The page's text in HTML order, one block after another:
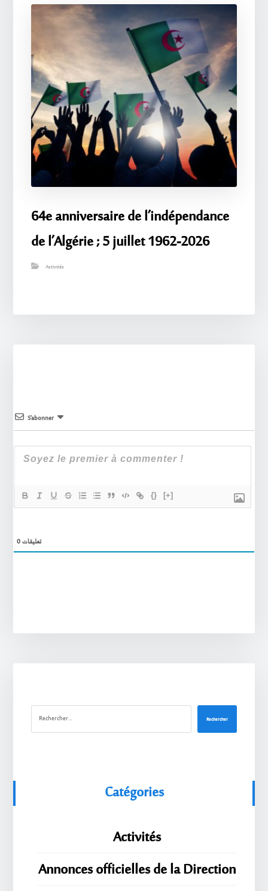
64e anniversaire de l’indépendance
de l’Algérie ; 5 juillet 1962-2026
Activités
S’abonner
{} [+]
0تعليقات
Rechercher
Catégories
Activités
Annonces officielles de la Direction